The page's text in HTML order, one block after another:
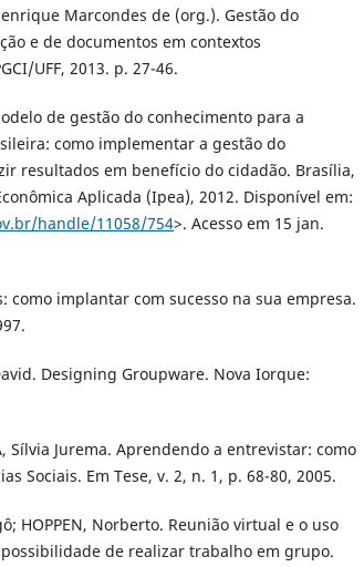
Marcondes de (org.). Gestão do
e de documentos em contextos
UFF, 2013. p. 27-46.
de gestão do conhecimento para a
como implementar a gestão do
resultados em benefício do cidadão. Brasília,
Aplicada (Ipea), 2012. Disponível em:
handle/11058/754>. Acesso em 15 jan.
como implantar com sucesso na sua empresa.
Designing Groupware. Nova Iorque:
Sílvia Jurema. Aprendendo a entrevistar: como
Sociais. Em Tese, v. 2, n. 1, p. 68-80, 2005.
HOPPEN, Norberto. Reunião virtual e o uso
de realizar trabalho em grupo.